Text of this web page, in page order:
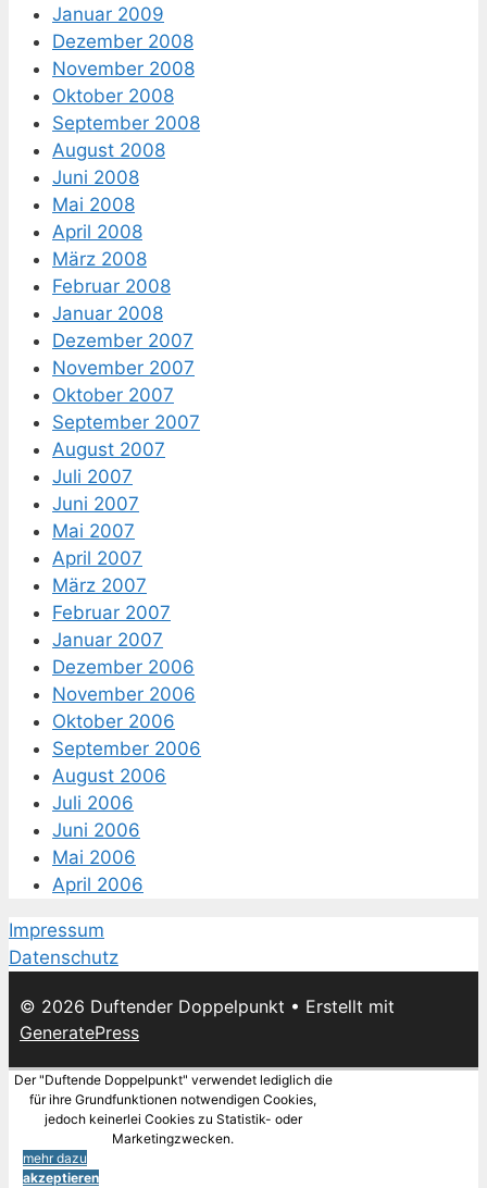
Januar 2009
Dezember 2008
November 2008
Oktober 2008
September 2008
August 2008
Juni 2008
Mai 2008
April 2008
März 2008
Februar 2008
Januar 2008
Dezember 2007
November 2007
Oktober 2007
September 2007
August 2007
Juli 2007
Juni 2007
Mai 2007
April 2007
März 2007
Februar 2007
Januar 2007
Dezember 2006
November 2006
Oktober 2006
September 2006
August 2006
Juli 2006
Juni 2006
Mai 2006
April 2006
Impressum
Datenschutz
© 2026 Duftender Doppelpunkt • Erstellt mit
GeneratePress
Der "Duftende Doppelpunkt" verwendet lediglich die
für ihre Grundfunktionen notwendigen Cookies,
jedoch keinerlei Cookies zu Statistik- oder
Marketingzwecken.
mehr dazu
akzeptieren